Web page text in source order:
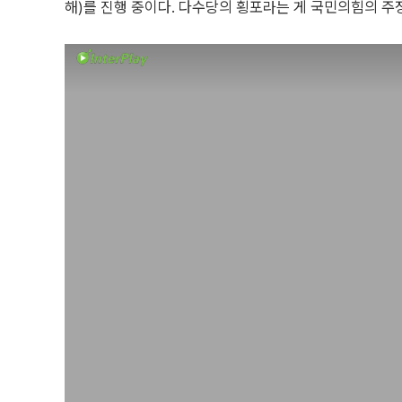
해)를 진행 중이다. 다수당의 횡포라는 게 국민의힘의 주